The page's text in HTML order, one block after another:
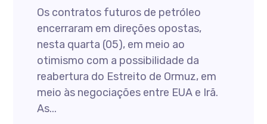
Os contratos futuros de petróleo
encerraram em direções opostas,
nesta quarta (05), em meio ao
otimismo com a possibilidade da
reabertura do Estreito de Ormuz, em
meio às negociações entre EUA e Irã.
As...